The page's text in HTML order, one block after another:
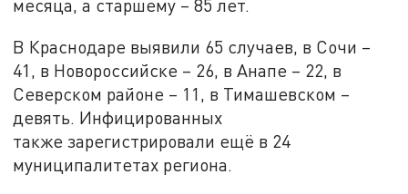
месяца, а старшему – 85 лет.
В Краснодаре выявили 65 случаев, в Сочи –
41, в Новороссийске – 26, в Анапе – 22, в
Северском районе – 11, в Тимашевском –
девять. Инфицированных
также зарегистрировали ещё в 24
муниципалитетах региона.